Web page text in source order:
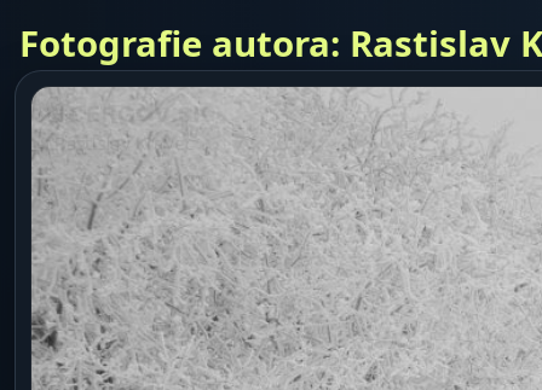
Fotografie autora: Rastislav